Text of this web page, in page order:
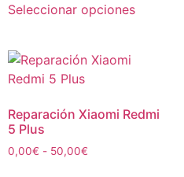
Seleccionar opciones
Reparación Xiaomi Redmi
5 Plus
0,00€ - 50,00€